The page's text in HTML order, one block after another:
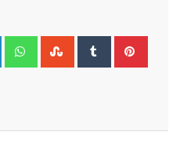
LinkedIn WhatsappStumbleUpon
Tumblr